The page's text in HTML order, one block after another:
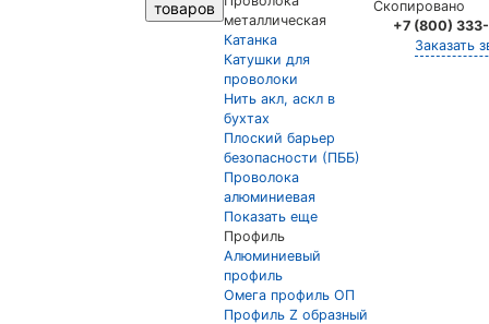
товаров
металлическая
Катанка
Катушки для
проволоки
Нить акл, аскл в
бухтах
Плоский барьер
безопасности (ПББ)
Проволока
алюминиевая
Показать еще
Профиль
Алюминиевый
профиль
Омега профиль ОП
Профиль Z образный
Скопировано
+7 (800)
Заказать